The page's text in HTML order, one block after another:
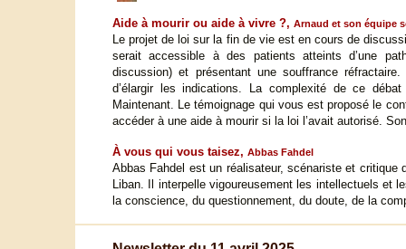
Aide à mourir ou aide à vivre ?, Arnaud et son équipe
Le projet de loi sur la fin de vie est en cours de
serait accessible à des patients atteints d’une
discussion) et présentant une souffrance
d’élargir les indications. La complexité de ce
Maintenant. Le témoignage qui vous est proposé le
accéder à une aide à mourir si la loi l’avait autorisé.
À vous qui vous taisez, Abbas Fahdel
Abbas Fahdel est un réalisateur, scénariste et
Liban. Il interpelle vigoureusement les intellectuels et
la conscience, du questionnement, du doute, de la